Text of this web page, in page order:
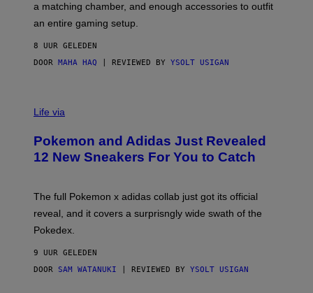
G
E
U
F
O
a matching chamber, and enough accessories to outfit
an entire gaming setup.
8 UUR GELEDEN
DOOR MAHA HAQ | REVIEWED BY YSOLT USIGAN
I
O
K
E
N
A
D
I
A
S
Life via
Pokemon and Adidas Just Revealed
12 New Sneakers For You to Catch
The full Pokemon x adidas collab just got its official
reveal, and it covers a surprisngly wide swath of the
Pokedex.
9 UUR GELEDEN
DOOR SAM WATANUKI | REVIEWED BY YSOLT USIGAN